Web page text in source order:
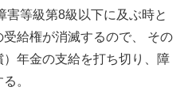
害等級第8級以下に及ぶ時と
給権が消滅するので、 その
年金の支給を打ち切り、障
。